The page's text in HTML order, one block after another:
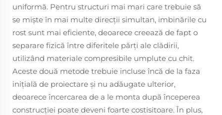
uniformă. Pentru structuri mai mari care trebuie să
se miște în mai multe direcții simultan, imbinările cu
rost sunt mai eficiente, deoarece creează de fapt o
separare fizică între diferitele părți ale clădirii,
utilizând materiale compresibile umplute cu chit.
Aceste două metode trebuie incluse încă de la faza
inițială de proiectare și nu adăugate ulterior,
deoarece încercarea de a le monta după începerea
construcției poate deveni foarte costisitoare. În plus,